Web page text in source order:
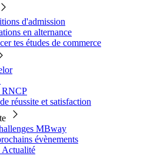
d'admission
en alternance
tes études de commerce
RNCP
réussite et satisfaction
MBway
évènements
Actualité